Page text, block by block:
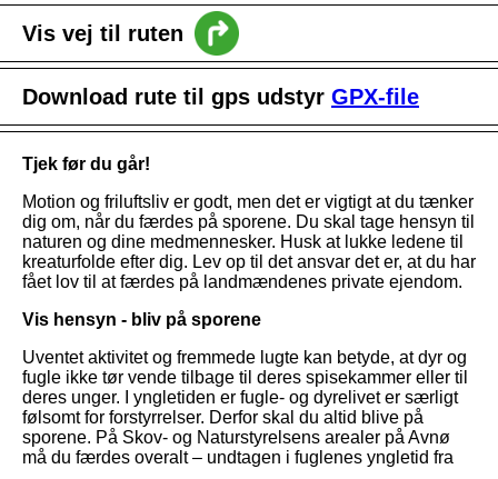
intro
Nyheder
Vejledning
Vis vej til ruten
Download rute til gps udstyr GPX-file
Tjek før du går!
Motion og friluftsliv er godt, men det er vigtigt at du tænker
dig om, når du færdes på sporene. Du skal tage hensyn til
naturen og dine medmennesker. Husk at lukke ledene til
kreaturfolde efter dig. Lev op til det ansvar det er, at du har
fået lov til at færdes på landmændenes private ejendom.
Vis hensyn - bliv på sporene
Uventet aktivitet og fremmede lugte kan betyde, at dyr og
fugle ikke tør vende tilbage til deres spisekammer eller til
deres unger. I yngletiden er fugle- og dyrelivet er særligt
følsomt for forstyrrelser. Derfor skal du altid blive på
sporene. På Skov- og Naturstyrelsens arealer på Avnø
må du færdes overalt – undtagen i fuglenes yngletid fra